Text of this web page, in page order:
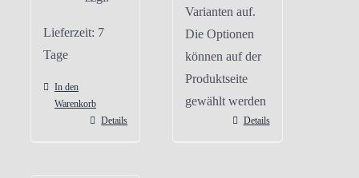
Lieferzeit: 7
Tage
In den
Warenkorb
Details
Varianten auf.
Die Optionen
können auf der
Produktseite
gewählt werden
Details